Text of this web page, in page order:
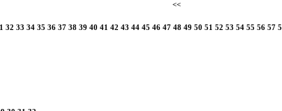
<<
32 33 34 35 36 37 38 39 40 41 42 43 44 45 46 47 48 49 50 51 52 53 54 55 56 57